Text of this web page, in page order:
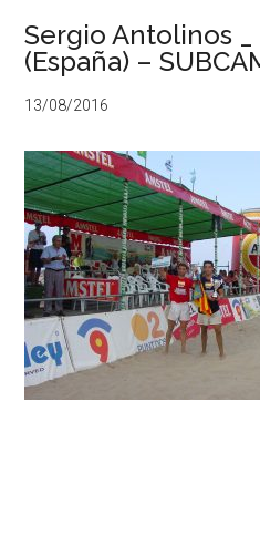
Sergio Antolinos
(España) –
13/08/2016